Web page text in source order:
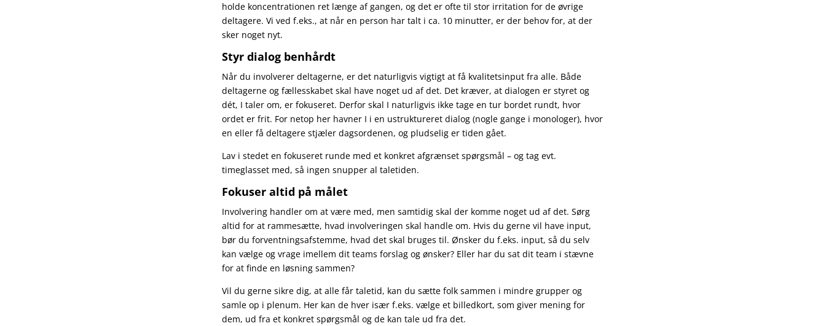
holde koncentrationen ret længe af gangen, og det er ofte til stor irritation for de øvrige
deltagere. Vi ved f.eks., at når en person har talt i ca. 10 minutter, er der behov for, at der
sker noget nyt.
Styr dialog benhårdt
Når du involverer deltagerne, er det naturligvis vigtigt at få kvalitetsinput fra alle. Både
deltagerne og fællesskabet skal have noget ud af det. Det kræver, at dialogen er styret og
dét, I taler om, er fokuseret. Derfor skal I naturligvis ikke tage en tur bordet rundt, hvor
ordet er frit. For netop her havner I i en ustruktureret dialog (nogle gange i monologer), hvor
en eller få deltagere stjæler dagsordenen, og pludselig er tiden gået.
Lav i stedet en fokuseret runde med et konkret afgrænset spørgsmål – og tag evt.
timeglasset med, så ingen snupper al taletiden.
Fokuser altid på målet
Involvering handler om at være med, men samtidig skal der komme noget ud af det. Sørg
altid for at rammesætte, hvad involveringen skal handle om. Hvis du gerne vil have input,
bør du forventningsafstemme, hvad det skal bruges til. Ønsker du f.eks. input, så du selv
kan vælge og vrage imellem dit teams forslag og ønsker? Eller har du sat dit team i stævne
for at finde en løsning sammen?
Vil du gerne sikre dig, at alle får taletid, kan du sætte folk sammen i mindre grupper og
samle op i plenum. Her kan de hver især f.eks. vælge et billedkort, som giver mening for
dem, ud fra et konkret spørgsmål og de kan tale ud fra det.